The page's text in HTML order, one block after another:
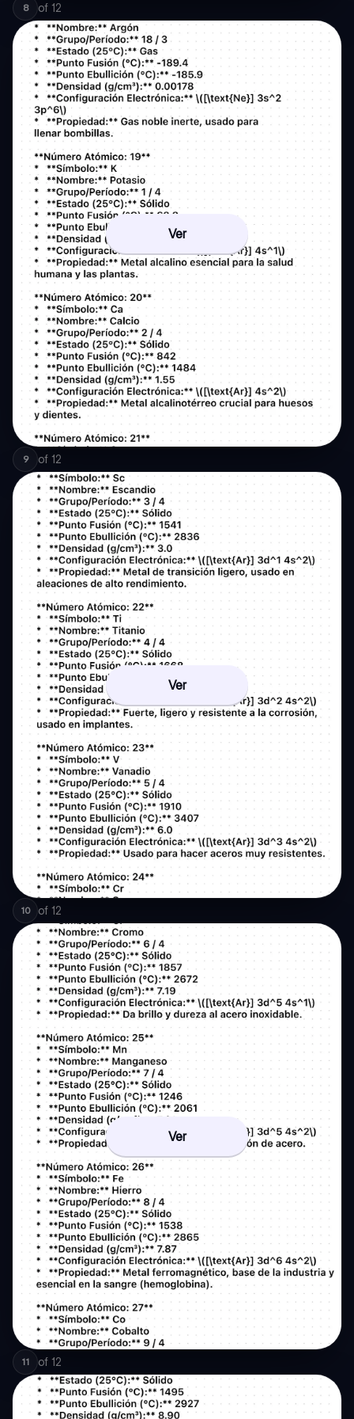
8 of 12
Ver
9 of 12
Ver
10 of 12
Ver
11 of 12